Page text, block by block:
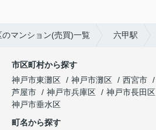
のマンション(売買)一覧 六甲駅
市区町村から探す
神戸市東灘区
神戸市灘区 西宮市
芦屋市
神戸市兵庫区 神戸市長田区
神戸市垂水区
町名から探す